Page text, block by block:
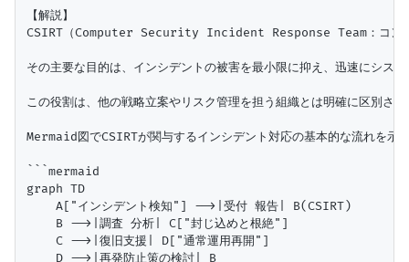
【解説】
CSIRT（Computer Security Incident Response Team：コンピュ
その主要な目的は、インシデントの被害を最小限に抑え、迅速にシス
この役割は、他の戦略立案やリスク管理を担う組織とは明確に区別さ
Mermaid図でCSIRTが関与するインシデント対応の基本的な流れを示
```mermaid
graph TD
    A["インシデント検知"] -->|受付 報告| B(CSIRT)
    B -->|調査 分析| C["封じ込めと根絶"]
    C -->|復旧支援| D["通常運用再開"]